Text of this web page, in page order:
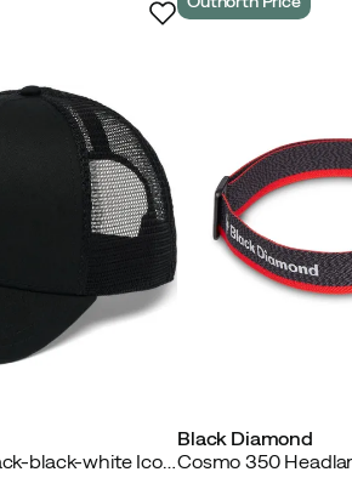
Men's Trucker Hat Black-black-white Icon Patch
Black Diamond
Cosmo 350